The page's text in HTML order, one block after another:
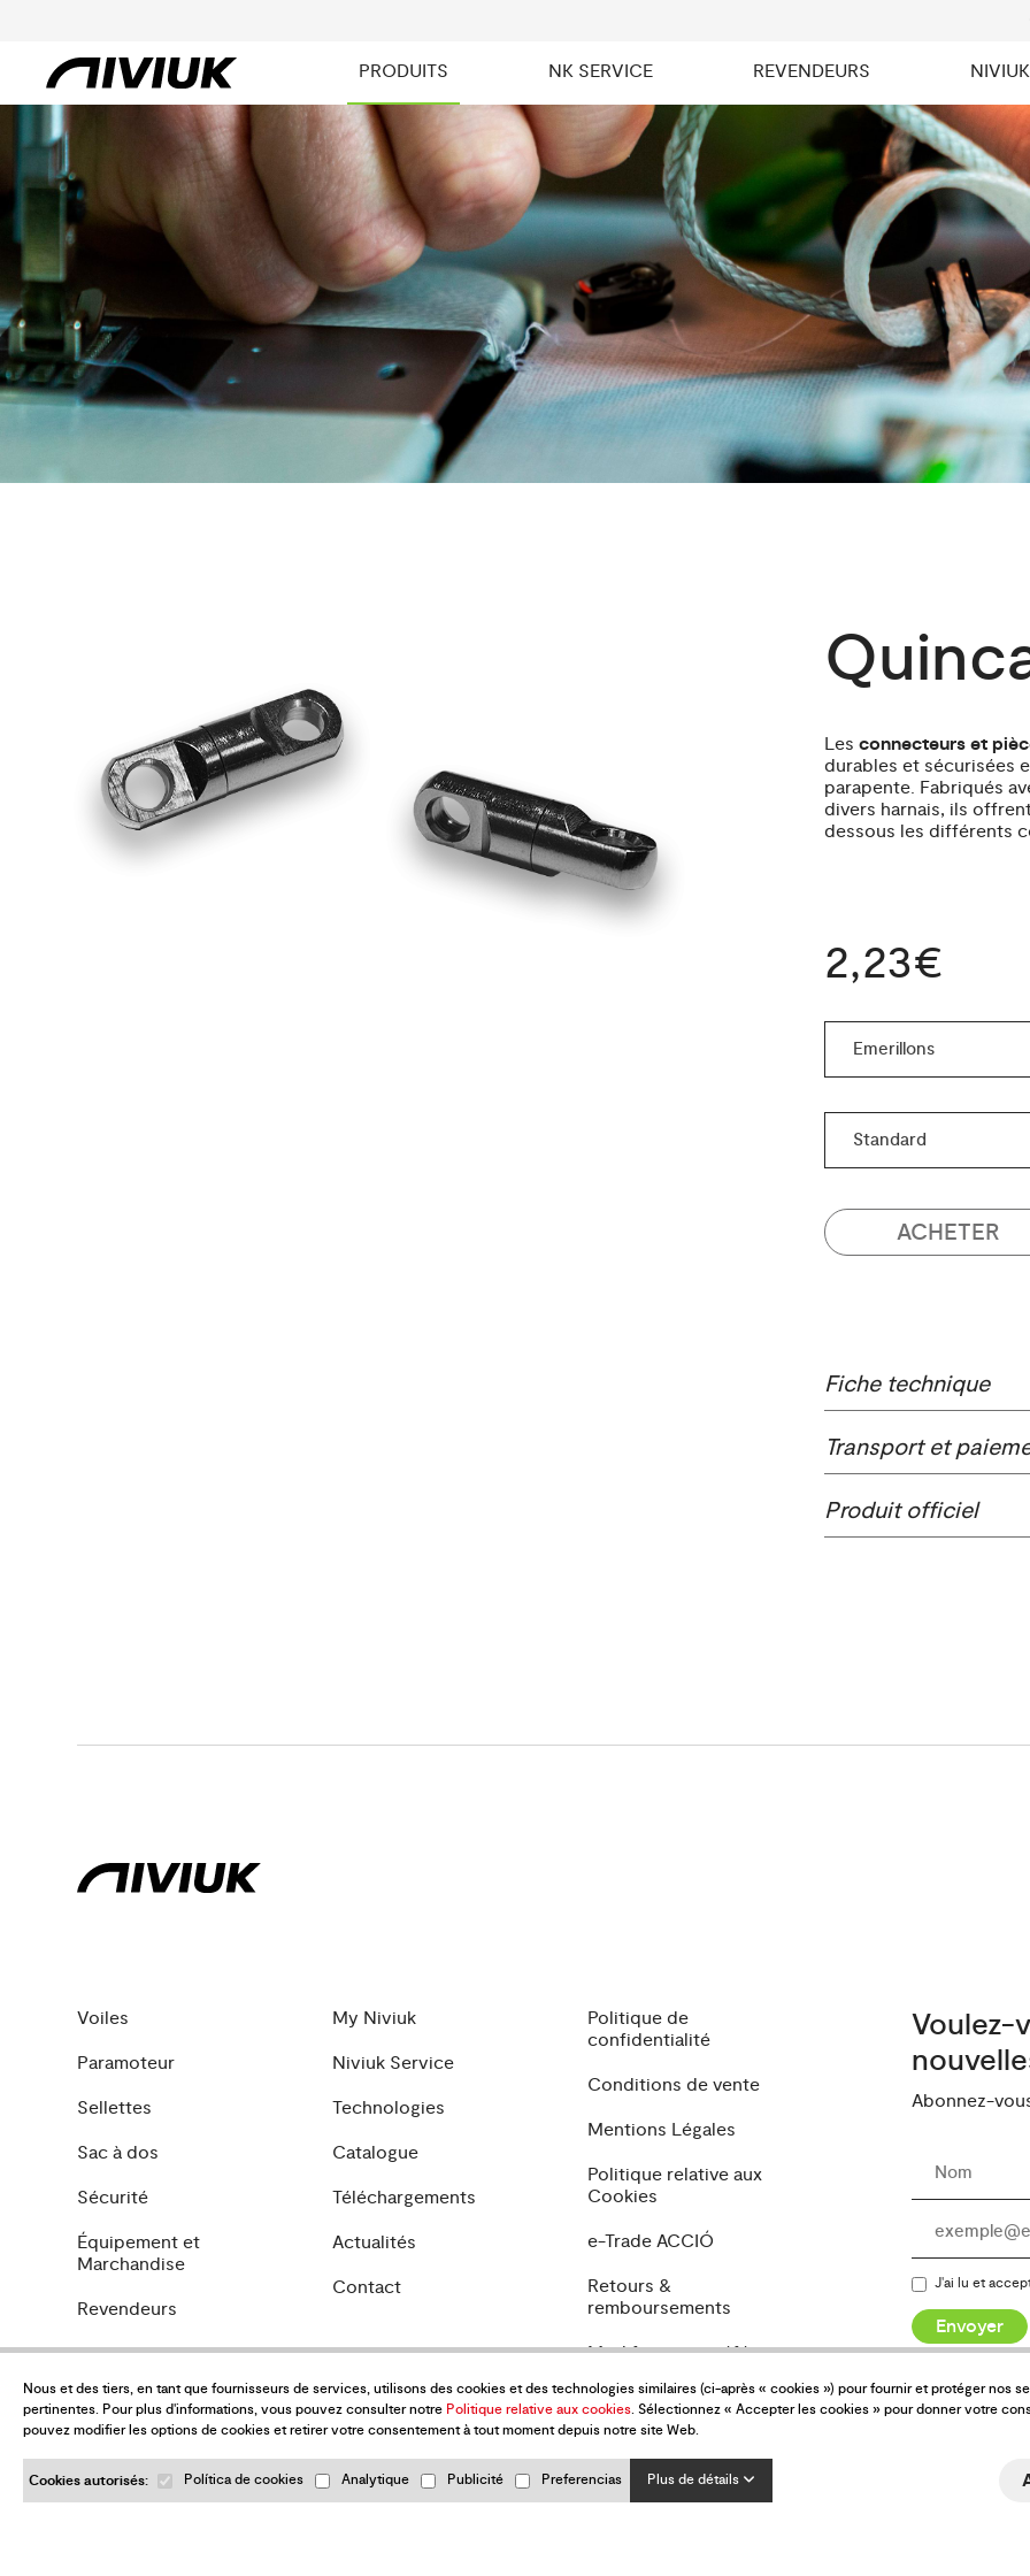
PRODUITS NK SERVICE REVENDEURS NIVIUK
Les connecteurs et
durables et sécurisées
parapente. Fabriqués
divers harnais, ils
dessous les différents
2,23€
ACHETER
Fiche technique
Transport et
Produit officiel
Voiles
Paramoteur
Sellettes
Sac à dos
Sécurité
Équipement et
Marchandise
Revendeurs
My Niviuk
Niviuk Service
Technologies
Catalogue
Téléchargements
Actualités
Contact
Politique de
confidentialité
Conditions de vente
Mentions Légales
Politique relative aux
Cookies
e-Trade ACCIÓ
Retours &
remboursements
Modifier mes préférences
Voulez-
Abonnez-
J'ai lu et
Envoyer
Nous et des tiers, en tant que fournisseurs de services, utilisons des cookies et des technologies similaires (ci-après « cookies ») pour fournir et protéger nos
pertinentes. Pour plus d'informations, vous pouvez consulter notre Politique relative aux cookies. Sélectionnez « Accepter les cookies » pour donner votre
pouvez modifier les options de cookies et retirer votre consentement à tout moment depuis notre site Web.
Cookies autorisés: Política de cookies Analytique Publicité Preferencias Plus de détails